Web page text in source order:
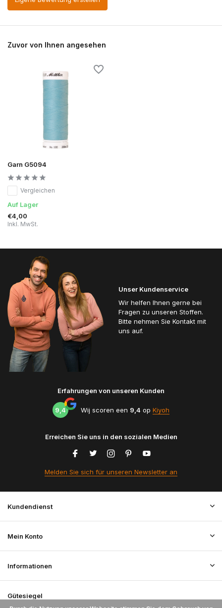
Zuvor von Ihnen angesehen
Garn G5094
Vergleichen
Auf Lager
€4,00
Inkl. MwSt.
Unser Kundenservice
Wir helfen Ihnen gerne bei
Fragen zu unseren Stoffen.
Bitte nehmen Sie Kontakt mit
uns auf.
Erfahrungen von unseren Kunden
9,4 Wij scoren een 9,4 op Kiyoh
Erreichen Sie uns in den sozialen Medien
Melden Sie sich für unseren Newsletter an
Kundendienst
Mein Konto
Informationen
Gütesiegel